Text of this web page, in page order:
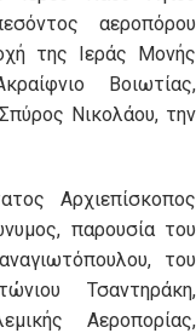
αεροπόρου
της Ιεράς Μονής
Βοιωτίας,
Νικολάου, την
Αρχιεπίσκοπος
παρουσία του
του
Τσαντηράκη,
Αεροπορίας,